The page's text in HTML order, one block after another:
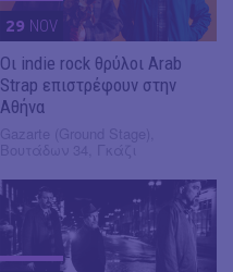
29 NOV
Οι indie rock θρύλοι Arab
Strap επιστρέφουν στην
Αθήνα